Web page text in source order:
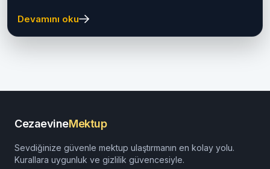
Devamını oku
CezaevineMektup
Sevdiğinize güvenle mektup ulaştırmanın en kolay yolu.
Kurallara uygunluk ve gizlilik güvencesiyle.